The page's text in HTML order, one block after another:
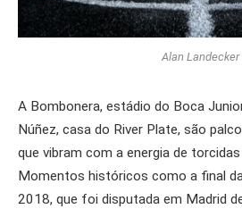
Alan Landecker
A Bombonera, estádio do Boca
Núñez, casa do River Plate, são
que vibram com a energia de
Momentos históricos como a final
2018, que foi disputada em Madrid